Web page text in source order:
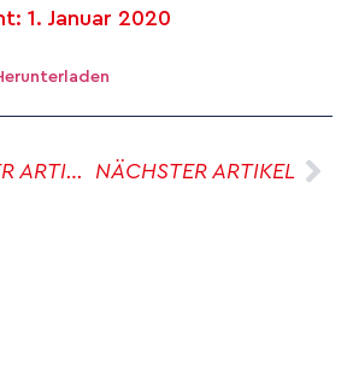
1. Januar 2020
VORHERIGER ARTIKEL NÄCHSTER ARTIKEL